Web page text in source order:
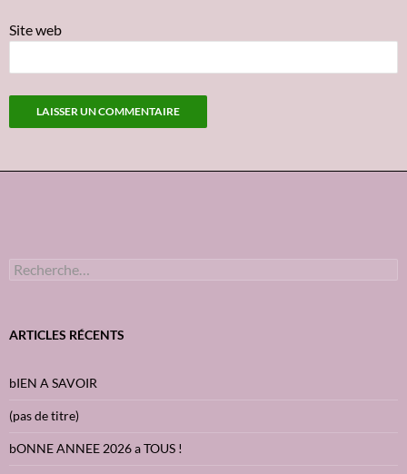
Site web
R
e
h
r
:
ARTICLES RÉCENTS
bIEN A SAVOIR
(pas de titre)
bONNE ANNEE 2026 a TOUS !